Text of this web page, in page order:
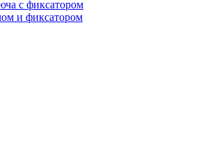
с фиксатором
и фиксатором